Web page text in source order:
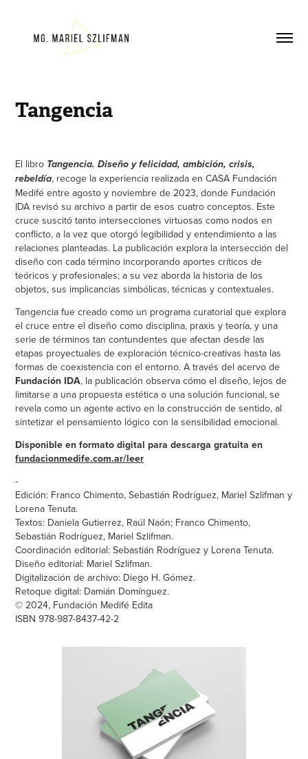
Tangencia
El libro Tangencia. Diseño y felicidad, ambición, crisis,
rebeldía, recoge la experiencia realizada en CASA Fundación
Medifé entre agosto y noviembre de 2023, donde Fundación
IDA revisó su archivo a partir de esos cuatro conceptos. Este
cruce suscitó tanto intersecciones virtuosas como nodos en
conflicto, a la vez que otorgó legibilidad y entendimiento a las
relaciones planteadas. La publicación explora la intersección del
diseño con cada término incorporando aportes críticos de
teóricos y profesionales; a su vez aborda la historia de los
objetos, sus implicancias simbólicas, técnicas y contextuales.
Tangencia fue creado como un programa curatorial que explora
el cruce entre el diseño como disciplina, praxis y teoría, y una
serie de términos tan contundentes que afectan desde las
etapas proyectuales de exploración técnico-creativas hasta las
formas de coexistencia con el entorno. A través del acervo de
Fundación IDA, la publicación observa cómo el diseño, lejos de
limitarse a una propuesta estética o una solución funcional, se
revela como un agente activo en la construcción de sentido, al
sintetizar el pensamiento lógico con la sensibilidad emocional.
Disponible en formato digital para descarga gratuita en
fundacionmedife.com.ar/leer
-
Edición: Franco Chimento, Sebastián Rodríguez, Mariel Szlifman y
Lorena Tenuta.
Textos: Daniela Gutierrez, Raúl Naón; Franco Chimento,
Sebastián Rodríguez, Mariel Szlifman.
Coordinación editorial: Sebastián Rodríguez y Lorena Tenuta.
Diseño editorial: Mariel Szlifman.
Digitalización de archivo: Diego H. Gómez.
Retoque digital: Damián Domínguez.
© 2024, Fundación Medifé Edita
ISBN 978-987-8437-42-2